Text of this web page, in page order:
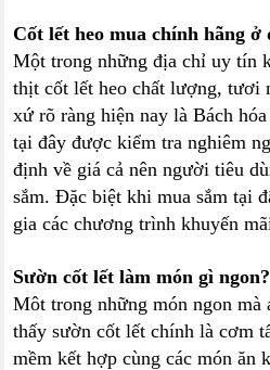
Cốt lết heo mua chính hãng ở
Một trong những địa chỉ uy tín
thịt cốt lết heo chất lượng, tươi
xứ rõ ràng hiện nay là Bách
tại đây được kiểm tra nghiêm
định về giá cả nên người tiêu
sắm. Đặc biệt khi mua sắm tại
gia các chương trình khuyến
Sườn cốt lết làm món gì ngon?
Môt trong những món ngon
thấy sườn cốt lết chính là cơm
mềm kết hợp cùng các món ăn